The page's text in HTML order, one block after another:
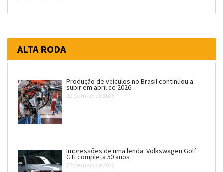
ALTA RODA
Produção de veículos no Brasil continuou a
subir em abril de 2026
22 de maio de 2026
Impressões de uma lenda: Volkswagen Golf
GTI completa 50 anos
20 de maio de 2026